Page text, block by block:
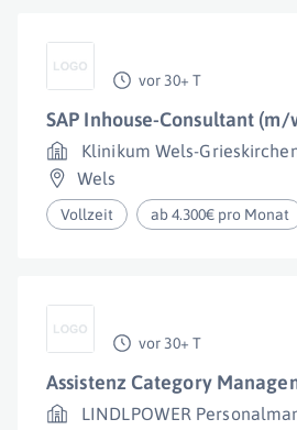
vor 30+ T
SAP Inhouse-Consultant
Klinikum Wels-
Wels
Vollzeit ab 4.300€ pro Monat
vor 30+ T
Assistenz Category
LINDLPOWER